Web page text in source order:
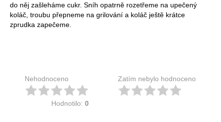
do něj zašleháme cukr. Sníh opatrně rozetřeme na upečený
koláč, troubu přepneme na grilování a koláč ještě krátce
zprudka zapečeme.
Nehodnoceno
Hodnotilo: 0
Zatím nebylo hodnoceno